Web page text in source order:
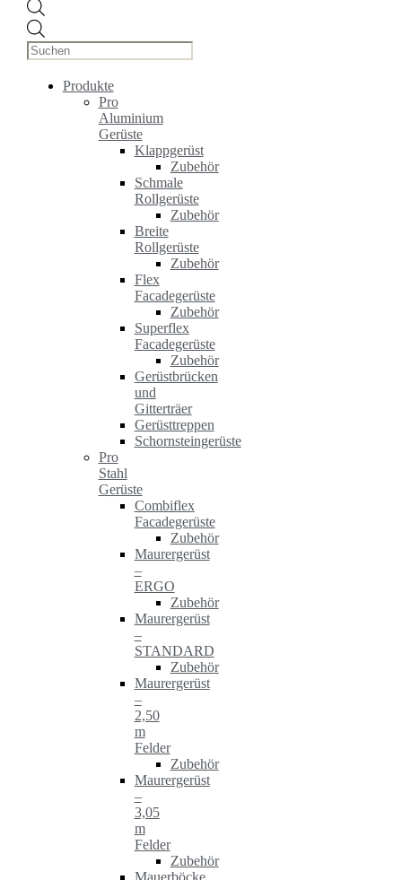
search
Produkte
Pro
Aluminium
Gerüste
Klappgerüst
Zubehör
Schmale
Rollgerüste
Zubehör
Breite
Rollgerüste
Zubehör
Flex
Facadegerüste
Zubehör
Superflex
Facadegerüste
Zubehör
Gerüstbrücken
und
Gitterträer
Gerüsttreppen
Schornsteingerüste
Pro
Stahl
Gerüste
Combiflex
Facadegerüste
Zubehör
Maurergerüst
–
ERGO
Zubehör
Maurergerüst
–
STANDARD
Zubehör
Maurergerüst
–
2,50
m
Felder
Zubehör
Maurergerüst
–
3,05
m
Felder
Zubehör
Mauerböcke